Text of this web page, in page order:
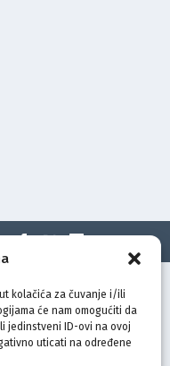
kolačića za čuvanje i/ili
će nam omogućiti da
jedinstveni ID-ovi na ovoj
uticati na određene